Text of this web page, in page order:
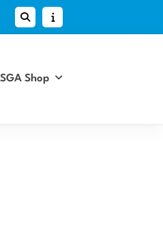
SGA Shop